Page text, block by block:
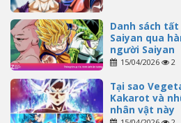
Danh sách
Saiyan qua
người Saiyan
15/04/2026 2
Tại sao
Kakarot và
nhân vật này